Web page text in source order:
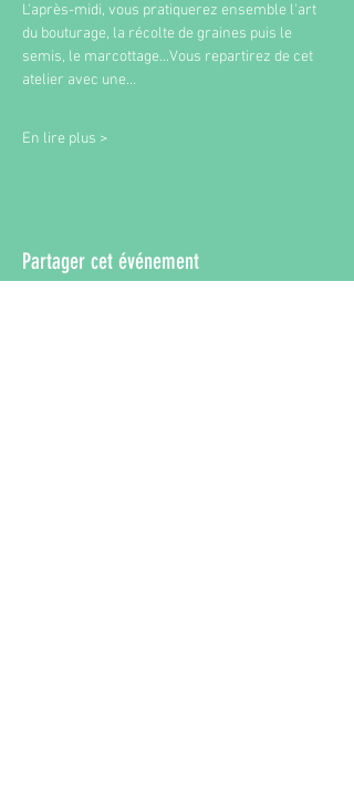
L'après-midi, vous pratiquerez ensemble l'art
du bouturage, la récolte de graines puis le
semis, le marcottage...Vous repartirez de cet
atelier avec une…
En lire plus >
Partager cet événement